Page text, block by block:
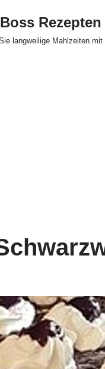
Rezepten
langweilige Mahlzeiten mit